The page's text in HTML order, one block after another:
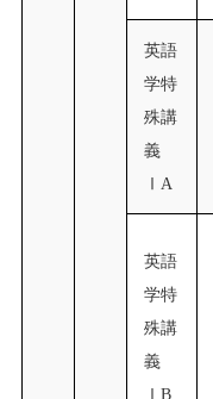
英語
学特
殊講
義
ⅠA
英語
学特
殊講
義
ⅠB